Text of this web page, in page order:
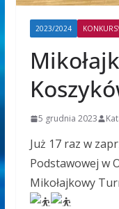
2023/2024
5 grudnia 2023
Już 17 raz w
Podstawowej w
Mikołajkowy